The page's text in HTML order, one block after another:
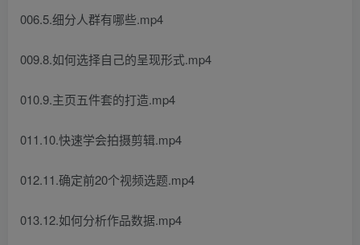
006.5.细分人群有哪些.mp4
009.8.如何选择自己的呈现形式.mp4
010.9.主页五件套的打造.mp4
011.10.快速学会拍摄剪辑.mp4
012.11.确定前20个视频选题.mp4
013.12.如何分析作品数据.mp4